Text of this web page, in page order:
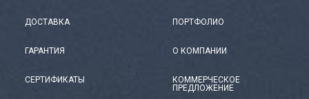
ДОСТАВКА
ГАРАНТИЯ
СЕРТИФИКАТЫ
ПОРТФОЛИО
О КОМПАНИИ
КОММЕРЧЕСКОЕ
ПРЕДЛОЖЕНИЕ